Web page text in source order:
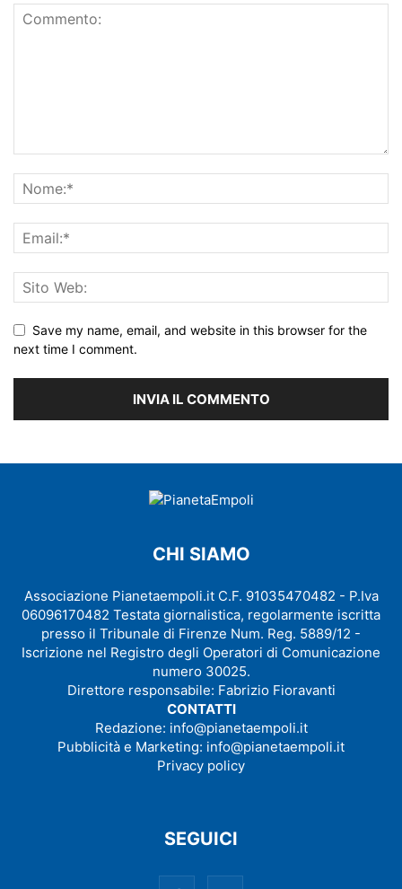
Save my name, email, and website in this browser for the
next time I comment.
CHI SIAMO
Associazione Pianetaempoli.it C.F. 91035470482 - P.Iva
06096170482 Testata giornalistica, regolarmente iscritta
presso il Tribunale di Firenze Num. Reg. 5889/12 -
Iscrizione nel Registro degli Operatori di Comunicazione
numero 30025.
Direttore responsabile: Fabrizio Fioravanti
CONTATTI
Redazione: info@pianetaempoli.it
Pubblicità e Marketing: info@pianetaempoli.it
Privacy policy
SEGUICI